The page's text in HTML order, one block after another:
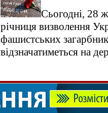
Сьогодні, 28
річниця визволення
фашистських
відзначатиметься на